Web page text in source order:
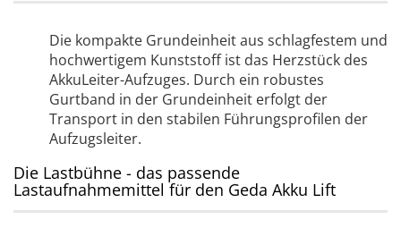
Die kompakte Grundeinheit aus schlagfestem und
hochwertigem Kunststoff ist das Herzstück des
AkkuLeiter-Aufzuges. Durch ein robustes
Gurtband in der Grundeinheit erfolgt der
Transport in den stabilen Führungsprofilen der
Aufzugsleiter.
Die Lastbühne - das passende
Lastaufnahmemittel für den Geda Akku Lift